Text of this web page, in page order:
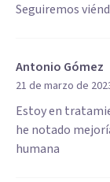
Seguiremos
Antonio Gómez
21 de marzo de
Estoy en
he notado
humana